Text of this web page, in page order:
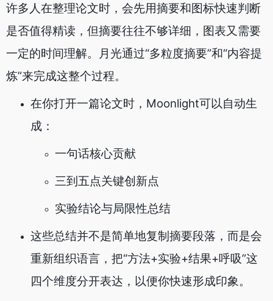
许多人在整理论文时，会先用摘要和图标快速判断
是否值得精读，但摘要往往不够详细，图表又需要
一定的时间理解。月光通过“多粒度摘要”和“内容提
炼”来完成这整个过程。
在你打开一篇论文时，Moonlight可以自动生
成：
一句话核心贡献
三到五点关键创新点
实验结论与局限性总结
这些总结并不是简单地复制摘要段落，而是会
重新组织语言，把“方法+实验+结果+呼吸”这
四个维度分开表达，以便你快速形成印象。